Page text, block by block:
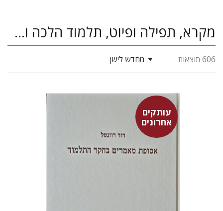
מקרא, תפילה ופיוט, תלמוד הלכה ומדרש, פילוסופיה ומחשבה יהודית, קבץ על יד, דברים שבכתב היוצאים לאור בפעם הראשונה
606 תוצאות מחדש לישן
עותקים
אחרונים
דוד רוזנטל